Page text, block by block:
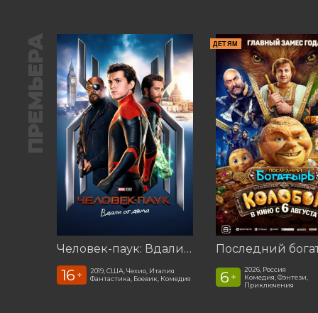
ПРЕМЬЕРА
Человек-паук: Вдали от дома (2019)
16 +
2019, США, Чехия, Италия
Фантастика, Боевик, Комедия
ДЕТЯМ
6 +
2026, Россия
Комедия, Фэнтези,
Приключения